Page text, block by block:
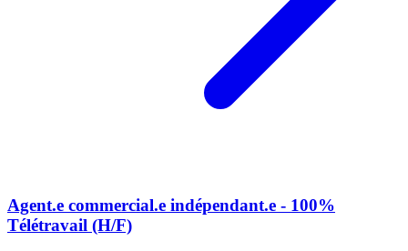
Agent.e commercial.e indépendant.e - 100%
Télétravail (H/F)